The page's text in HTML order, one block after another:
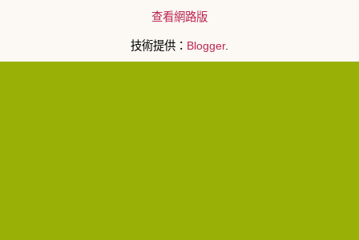
查看網路版
技術提供： Blogger.